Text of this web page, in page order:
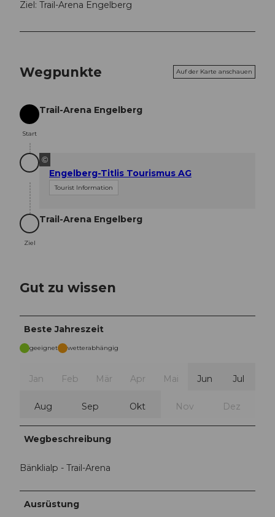
Ziel: Trail-Arena Engelberg
Wegpunkte Auf der Karte anschauen
Start
Start
Trail-Arena Engelberg
©
Engelberg-Titlis Tourismus AG
Tourist Information
Ziel
Ziel
Trail-Arena Engelberg
Gut zu wissen
Beste Jahreszeit
geeignet wetterabhängig
Jan Feb Mär Apr Mai Jun Jul
Aug Sep Okt Nov Dez
Wegbeschreibung
Bänklialp - Trail-Arena
Ausrüstung